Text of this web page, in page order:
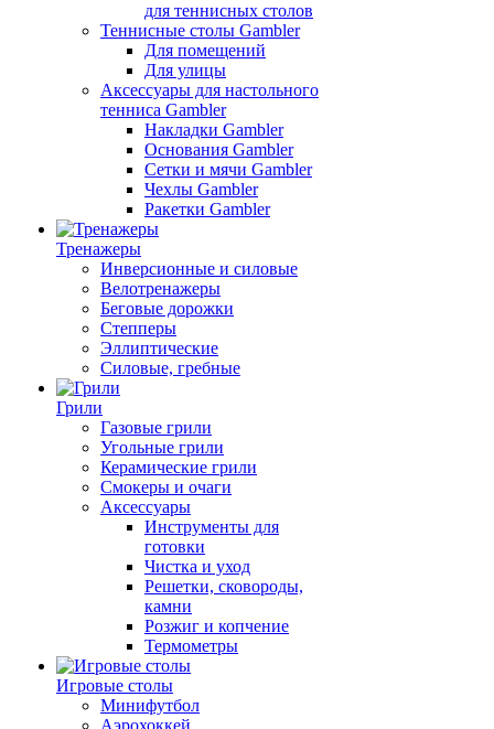
для теннисных столов
Теннисные столы Gambler
Для помещений
Для улицы
Аксессуары для настольного
тенниса Gambler
Накладки Gambler
Основания Gambler
Сетки и мячи Gambler
Чехлы Gambler
Ракетки Gambler
Тренажеры
Инверсионные и силовые
Велотренажеры
Беговые дорожки
Степперы
Эллиптические
Силовые, гребные
Грили
Газовые грили
Угольные грили
Керамические грили
Смокеры и очаги
Аксессуары
Инструменты для
готовки
Чистка и уход
Решетки, сковороды,
камни
Розжиг и копчение
Термометры
Игровые столы
Минифутбол
Аэрохоккей